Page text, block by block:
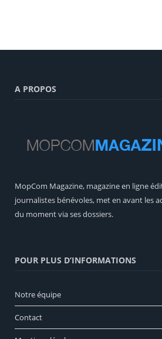
A PROPOS
MopCom Magazine, magazine en ligne
journalistes bénévoles, met en avant les
du moment via ses dossiers.
POUR PLUS D’INFORMATIONS
Notre équipe
Contact